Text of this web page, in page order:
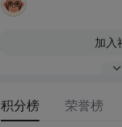
加入
积分榜 荣誉榜